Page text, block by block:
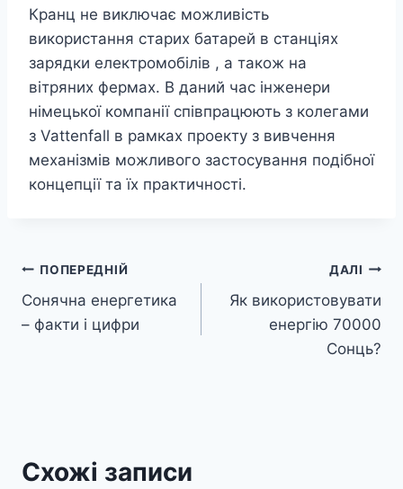
Кранц не виключає можливість
використання старих батарей в станціях
зарядки електромобілів , а також на
вітряних фермах. В даний час інженери
німецької компанії співпрацюють з колегами
з Vattenfall в рамках проекту з вивчення
механізмів можливого застосування подібної
концепції та їх практичності.
Навігація
записів
ПОПЕРЕДНІЙ
Сонячна енергетика
– факти і цифри
ДАЛІ
Як використовувати
енергію 70000
Сонць?
Схожі записи